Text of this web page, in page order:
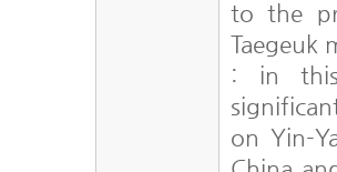
to the
Taegeuk
: in this
on Yin-